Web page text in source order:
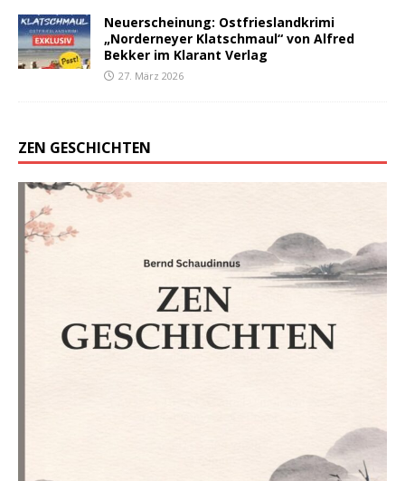
Neuerscheinung: Ostfrieslandkrimi
„Norderneyer Klatschmaul“ von Alfred
Bekker im Klarant Verlag
27. März 2026
ZEN GESCHICHTEN